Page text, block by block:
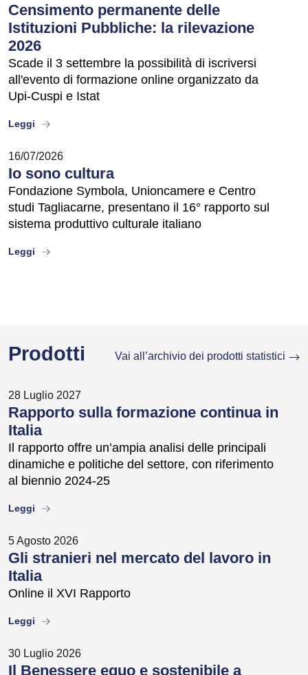
Censimento permanente delle
Istituzioni Pubbliche: la rilevazione
2026
Scade il 3 settembre la possibilità di iscriversi
all'evento di formazione online organizzato da
Upi-Cuspi e Istat
Leggi about
16/07/2026
Io sono cultura
Fondazione Symbola, Unioncamere e Centro
studi Tagliacarne, presentano il 16° rapporto sul
sistema produttivo culturale italiano
Leggi about
Prodotti Vai all’archivio dei prodotti statistici
28 Luglio 2027
Rapporto sulla formazione continua in
Italia
Il rapporto offre un’ampia analisi delle principali
dinamiche e politiche del settore, con riferimento
al biennio 2024-25
Leggi about
5 Agosto 2026
Gli stranieri nel mercato del lavoro in
Italia
Online il XVI Rapporto
Leggi about
30 Luglio 2026
Il Benessere equo e sostenibile a